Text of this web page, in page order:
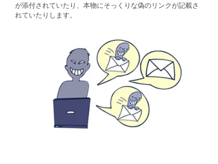
が添付されていたり、本物にそっくりな偽のリンクが記載さ
れていたりします。